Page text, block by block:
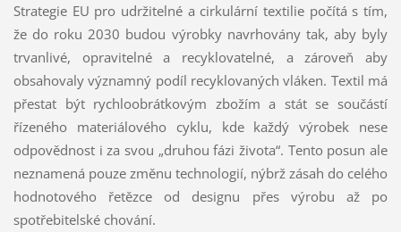
Strategie EU pro udržitelné a cirkulární textilie počítá s tím,
že do roku 2030 budou výrobky navrhovány tak, aby byly
trvanlivé, opravitelné a recyklovatelné, a zároveň aby
obsahovaly významný podíl recyklovaných vláken. Textil má
přestat být rychloobrátkovým zbožím a stát se součástí
řízeného materiálového cyklu, kde každý výrobek nese
odpovědnost i za svou „druhou fázi života“. Tento posun ale
neznamená pouze změnu technologií, nýbrž zásah do celého
hodnotového řetězce od designu přes výrobu až po
spotřebitelské chování.